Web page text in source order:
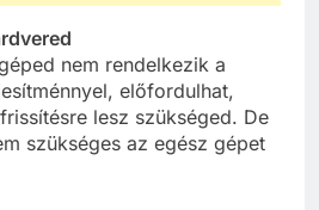
nem rendelkezik a
előfordulhat,
lesz szükséged. De
szükséges az egész gépet